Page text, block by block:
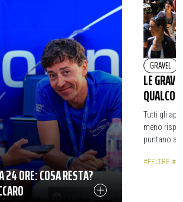
24 ORE: COSA RESTA?
GRAVEL
LE
Tutti gli
meno
puntano
#FELTRE